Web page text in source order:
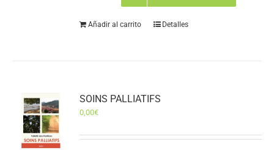
Añadir al carrito Detalles
SOINS PALLIATIFS
0,00€